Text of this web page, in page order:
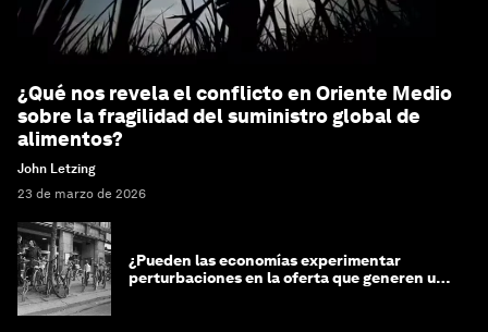
¿Qué nos revela el conflicto en Oriente Medio
sobre la fragilidad del suministro global de
alimentos?
John Letzing
23 de marzo de 2026
¿Pueden las economías experimentar
perturbaciones en la oferta que generen un